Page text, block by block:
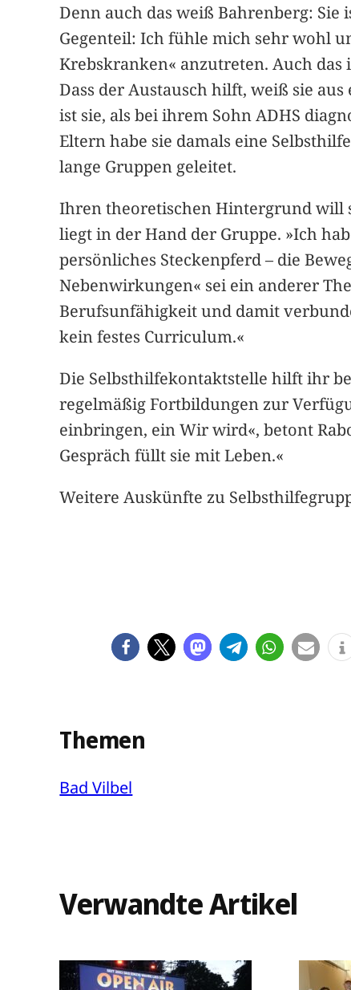
Denn auch das weiß Bahrenberg:
Gegenteil: Ich fühle mich sehr wohl
Krebskranken« anzutreten. Auch
Dass der Austausch hilft, weiß sie
ist sie, als bei ihrem Sohn ADHS
Eltern habe sie damals eine
lange Gruppen geleitet.
Ihren theoretischen Hintergrund will
liegt in der Hand der Gruppe. »Ich
persönliches Steckenpferd – die
Nebenwirkungen« sei ein anderer
Berufsunfähigkeit und damit
kein festes Curriculum.«
Die Selbsthilfekontaktstelle hilft ihr
regelmäßig Fortbildungen zur
einbringen, ein Wir wird«, betont
Gespräch füllt sie mit Leben.«
Weitere Auskünfte zu
Themen
Bad Vilbel
Verwandte Artikel